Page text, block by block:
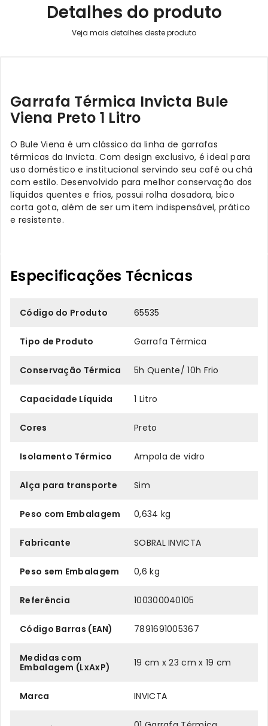
Detalhes do produto
Garrafa Térmica Invicta Bule
Viena Preto 1 Litro
O Bule Viena é um clássico da linha de garrafas
térmicas da Invicta. Com design exclusivo, é ideal para
uso doméstico e institucional servindo seu café ou chá
com estilo. Desenvolvido para melhor conservação dos
líquidos quentes e frios, possui rolha dosadora, bico
corta gota, além de ser um item indispensável, prático
e resistente.
Especificações Técnicas
Código do Produto 65535
Tipo de Produto Garrafa Térmica
Conservação Térmica 5h Quente/ 10h Frio
Capacidade Líquida 1 Litro
Cores Preto
Isolamento Térmico Ampola de vidro
Alça para transporte Sim
Peso com Embalagem 0,634 kg
Fabricante SOBRAL INVICTA
Peso sem Embalagem 0,6 kg
Referência 100300040105
Código Barras (EAN) 7891691005367
Medidas com
Embalagem (LxAxP)
19 cm x 23 cm x 19 cm
Marca INVICTA